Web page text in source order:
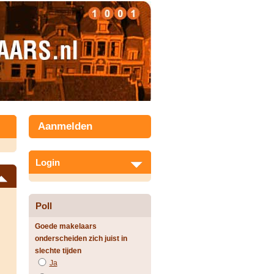
Aanmelden
Login
Poll
Goede makelaars
onderscheiden zich juist in
slechte tijden
Ja